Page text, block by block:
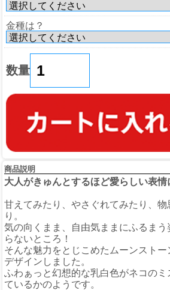
金種は？
数量
商品説明
大人がきゅんとするほど愛らしい表情
甘えてみたり、やさぐれてみたり、物
り。
気の向くまま、自由気ままにふるまう
らないところ！
そんな魅力をとじこめたムーンスト
デザインしました。
ふわぁっと幻想的な乳白色がネコの
ているかのようです。